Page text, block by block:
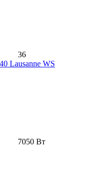
36
Lausanne WS
7050 Вт